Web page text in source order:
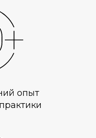
опыт